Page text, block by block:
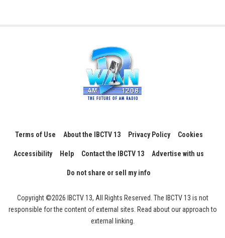
Terms of Use About the IBCTV 13 Privacy Policy Cookies
Accessibility Help Contact the IBCTV 13 Advertise with us
Do not share or sell my info
Copyright ©2026 IBCTV 13, All Rights Reserved. The IBCTV 13 is not
responsible for the content of external sites. Read about our approach to
external linking.